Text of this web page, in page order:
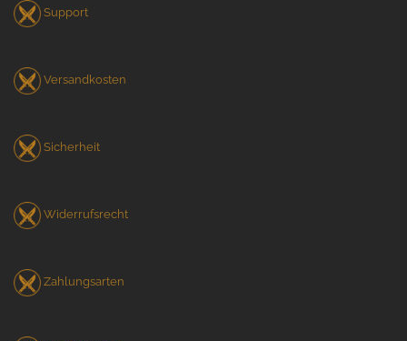
Support
Versandkosten
Sicherheit
Widerrufsrecht
Zahlungsarten